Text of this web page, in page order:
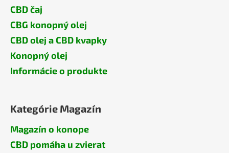
CBD čaj
CBG konopný olej
CBD olej a CBD kvapky
Konopný olej
Informácie o produkte
Kategórie Magazín
Magazín o konope
CBD pomáha u zvierat